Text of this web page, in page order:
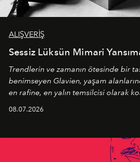
ALIŞVERİŞ
Sessiz Lüksün Mimari
Trendlerin ve zamanın ötesinde bir
benimseyen Glavien, yaşam
en rafine, en yalın temsilcisi olarak
08.07.2026